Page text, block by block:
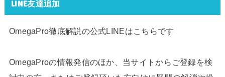
LINE友達追加
OmegaPro徹底解説の公式LINEはこちらです
OmegaProの情報発信のほか、当サイトからご登録を検